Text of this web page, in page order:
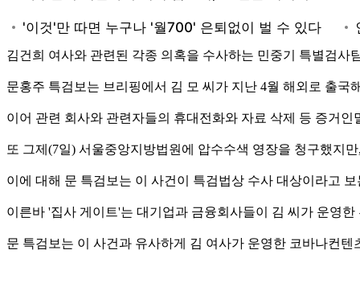
김건희 여사와 관련된 각종 의혹을 수사하는 민중기 특별검
문홍주 특검보는 브리핑에서 김 모 씨가 지난 4월 해외로 출
이어 관련 회사와 관련자들의 휴대전화와 자료 삭제 등 증거
또 그제(7일) 서울중앙지방법원에 압수수색 영장을 청구했지
이에 대해 문 특검보는 이 사건이 특검법상 수사 대상이라고
이른바 '집사 게이트'는 대기업과 금융회사들이 김 씨가 운영
문 특검보는 이 사건과 유사하게 김 여사가 운영한 코바나컨